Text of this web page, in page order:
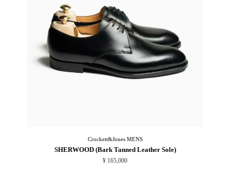
Crockett&JonesMENS
SHERWOOD (Bark Tanned Leather Sole)
¥ 165,000